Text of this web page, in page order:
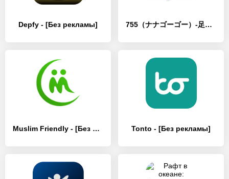
Depfy - [Без рекламы] 755（ナナゴーゴー）-足あと機能搭載・よりハマるSNS- - [Без рекламы]
Muslim Friendly - [Без рекламы] Tonto - [Без рекламы]